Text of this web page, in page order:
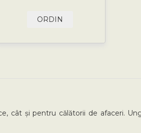
ORDIN
cât și pentru călătorii de afaceri.